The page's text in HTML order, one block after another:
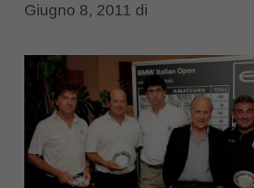
Giugno 8, 2011 di